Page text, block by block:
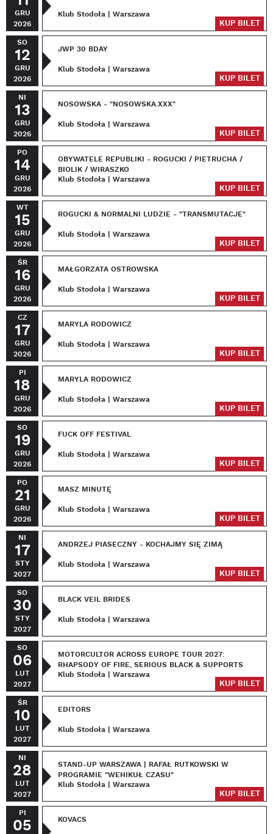
GRU
2026
Klub Stodoła | Warszawa
KUP BILET
SO
12
GRU
2026
JWP 30 BDAY
Klub Stodoła | Warszawa
KUP BILET
NI
13
GRU
2026
NOSOWSKA - "NOSOWSKA.XXX"
Klub Stodoła | Warszawa
KUP BILET
PO
14
GRU
2026
OBYWATELE REPUBLIKI - ROGUCKI / PIETRUCHA /
BIOLIK / WIRASZKO
Klub Stodoła | Warszawa
KUP BILET
WT
15
GRU
2026
ROGUCKI & NORMALNI LUDZIE - "TRANSMUTACJE"
Klub Stodoła | Warszawa
KUP BILET
ŚR
16
GRU
2026
MAŁGORZATA OSTROWSKA
Klub Stodoła | Warszawa
KUP BILET
CZ
17
GRU
2026
MARYLA RODOWICZ
Klub Stodoła | Warszawa
KUP BILET
PI
18
GRU
2026
MARYLA RODOWICZ
Klub Stodoła | Warszawa
KUP BILET
SO
19
GRU
2026
FUCK OFF FESTIVAL
Klub Stodoła | Warszawa
KUP BILET
PO
21
GRU
2026
MASZ MINUTĘ
Klub Stodoła | Warszawa
KUP BILET
NI
17
STY
2027
ANDRZEJ PIASECZNY - KOCHAJMY SIĘ ZIMĄ
Klub Stodoła | Warszawa
KUP BILET
SO
30
STY
2027
BLACK VEIL BRIDES
Klub Stodoła | Warszawa
SO
06
LUT
2027
MOTORCULTOR ACROSS EUROPE TOUR 2027:
RHAPSODY OF FIRE, SERIOUS BLACK & SUPPORTS
Klub Stodoła | Warszawa
KUP BILET
ŚR
10
LUT
2027
EDITORS
Klub Stodoła | Warszawa
NI
28
LUT
2027
STAND-UP WARSZAWA | RAFAŁ RUTKOWSKI W
PROGRAMIE "WEHIKUŁ CZASU"
Klub Stodoła | Warszawa
KUP BILET
PI
05 KOVACS